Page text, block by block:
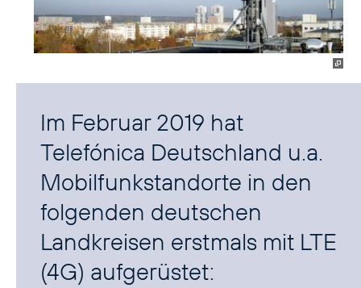
Im Februar 2019 hat
Telefónica Deutschland u.a.
Mobilfunkstandorte in den
folgenden deutschen
Landkreisen erstmals mit LTE
(4G) aufgerüstet: